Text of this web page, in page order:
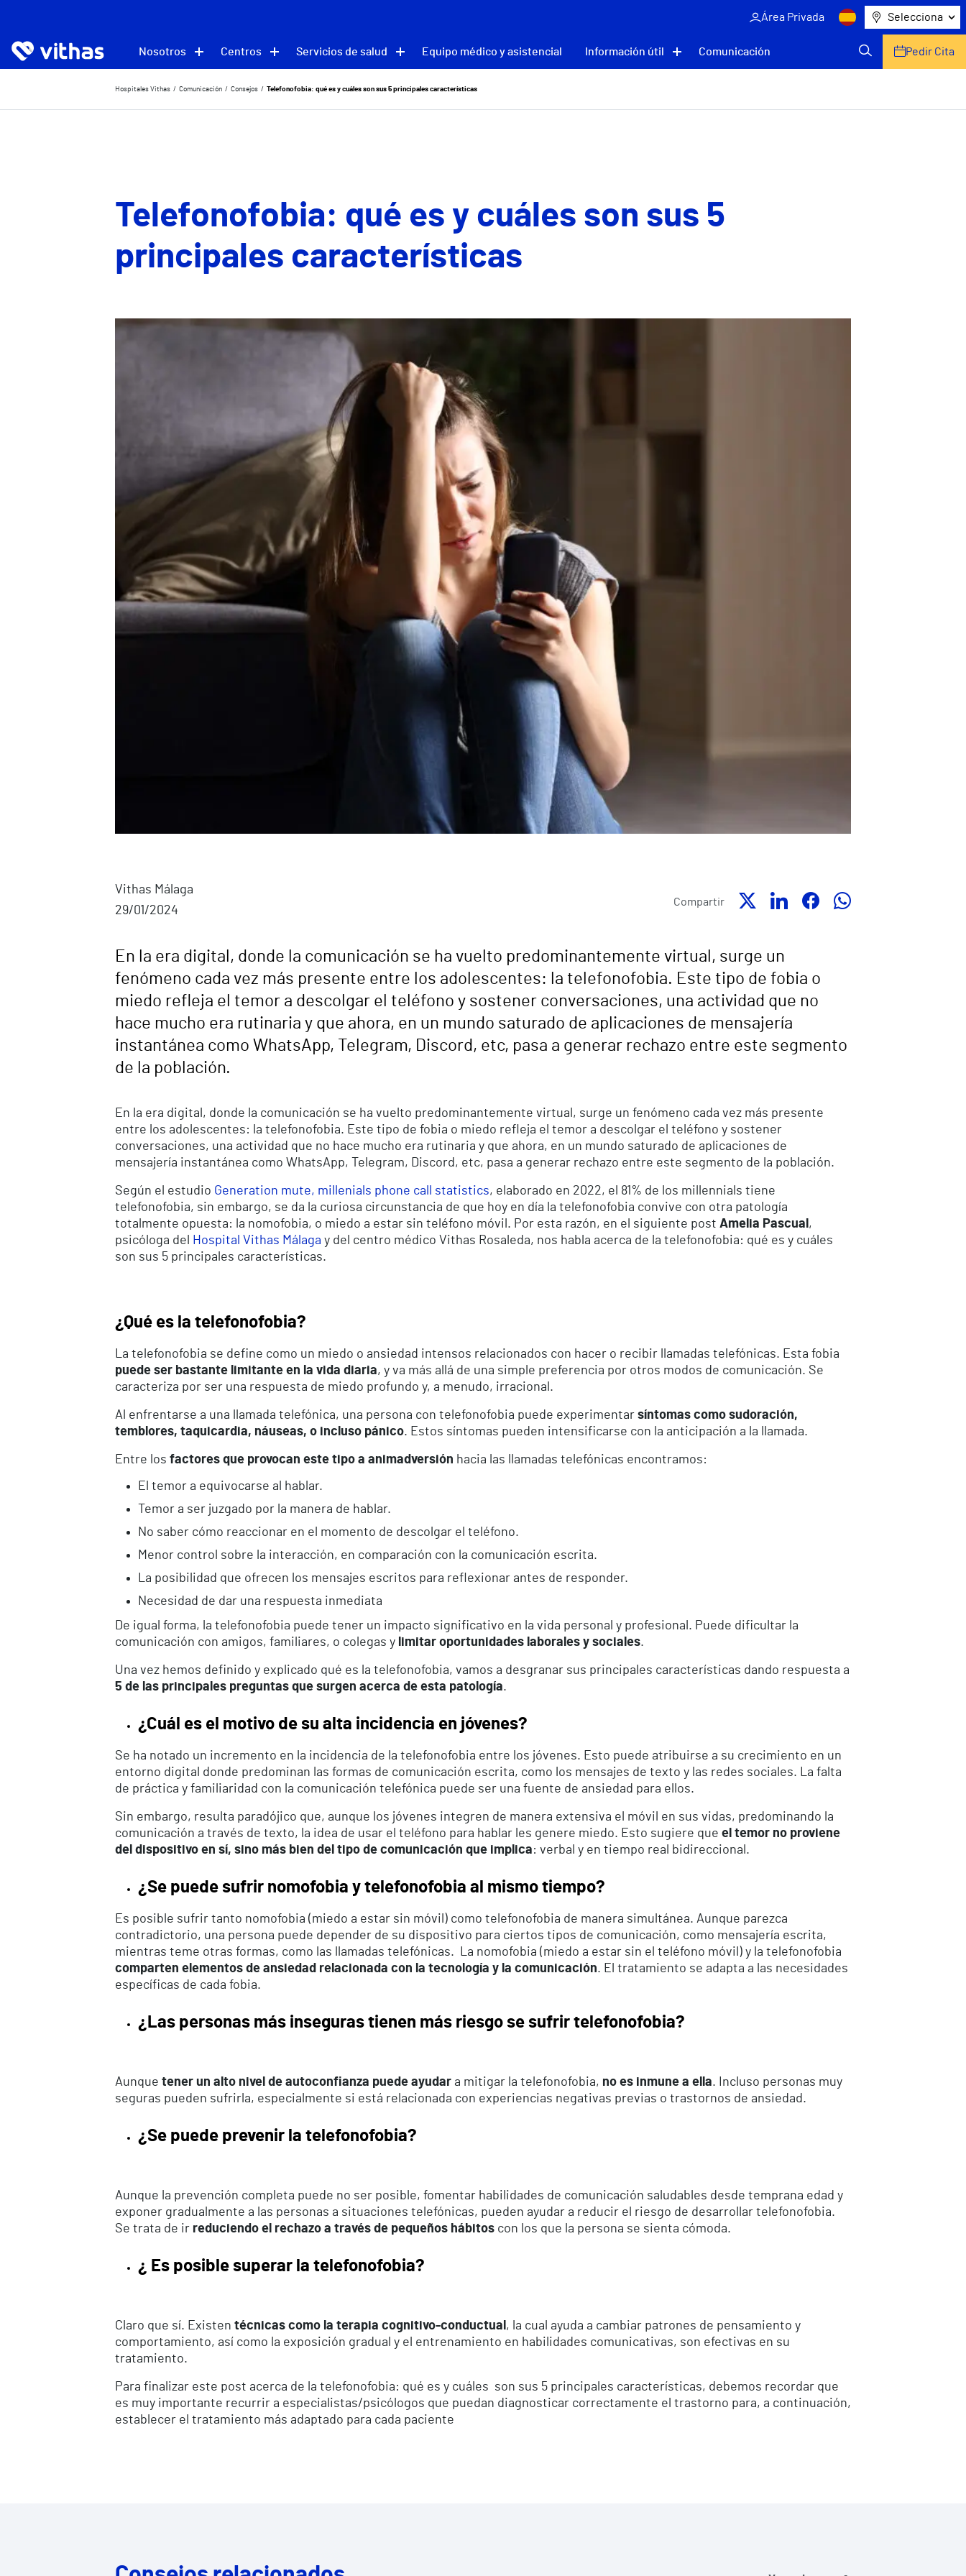
Área Privada Selecciona
Nosotros Centros Servicios de salud Equipo médico y asistencial Información útil Comunicación Pedir Cita
Hospitales Vithas Comunicación Consejos Telefonofobia: qué es y cuáles son sus 5 principales características
Telefonofobia: qué es y cuáles son sus 5
principales características
Vithas Málaga
29/01/2024
Compartir
En la era digital, donde la comunicación se ha vuelto predominantemente virtual, surge un
fenómeno cada vez más presente entre los adolescentes: la telefonofobia. Este tipo de fobia o
miedo refleja el temor a descolgar el teléfono y sostener conversaciones, una actividad que no
hace mucho era rutinaria y que ahora, en un mundo saturado de aplicaciones de mensajería
instantánea como WhatsApp, Telegram, Discord, etc, pasa a generar rechazo entre este segmento
de la población.
En la era digital, donde la comunicación se ha vuelto predominantemente virtual, surge un fenómeno cada vez más presente
entre los adolescentes: la telefonofobia. Este tipo de fobia o miedo refleja el temor a descolgar el teléfono y sostener
conversaciones, una actividad que no hace mucho era rutinaria y que ahora, en un mundo saturado de aplicaciones de
mensajería instantánea como WhatsApp, Telegram, Discord, etc, pasa a generar rechazo entre este segmento de la población.
Según el estudio Generation mute, millenials phone call statistics, elaborado en 2022, el 81% de los millennials tiene
telefonofobia, sin embargo, se da la curiosa circunstancia de que hoy en día la telefonofobia convive con otra patología
totalmente opuesta: la nomofobia, o miedo a estar sin teléfono móvil. Por esta razón, en el siguiente post Amelia Pascual ,
psicóloga del
Hospital Vithas Málaga y del centro médico Vithas Rosaleda, nos habla acerca de la telefonofobia: qué es y cuáles
son sus 5 principales características.
¿Qué es la telefonofobia?
La telefonofobia se define como un miedo o ansiedad intensos relacionados con hacer o recibir llamadas telefónicas. Esta fobia
puede ser bastante limitante en la vida diaria, y va más allá de una simple preferencia por otros modos de comunicación. Se
caracteriza por ser una respuesta de miedo profundo y, a menudo, irracional.
Al enfrentarse a una llamada telefónica, una persona con telefonofobia puede experimentar síntomas como sudoración,
temblores, taquicardia, náuseas, o incluso pánico. Estos síntomas pueden intensificarse con la anticipación a la llamada.
Entre los factores que provocan este tipo a animadversión hacia las llamadas telefónicas encontramos:
El temor a equivocarse al hablar.
Temor a ser juzgado por la manera de hablar.
No saber cómo reaccionar en el momento de descolgar el teléfono.
Menor control sobre la interacción, en comparación con la comunicación escrita.
La posibilidad que ofrecen los mensajes escritos para reflexionar antes de responder.
Necesidad de dar una respuesta inmediata
De igual forma, la telefonofobia puede tener un impacto significativo en la vida personal y profesional. Puede dificultar la
comunicación con amigos, familiares, o colegas y limitar oportunidades laborales y sociales.
Una vez hemos definido y explicado qué es la telefonofobia, vamos a desgranar sus principales características dando respuesta a
5 de las principales preguntas que surgen acerca de esta patología.
¿Cuál es el motivo de su alta incidencia en jóvenes?
Se ha notado un incremento en la incidencia de la telefonofobia entre los jóvenes. Esto puede atribuirse a su crecimiento en un
entorno digital donde predominan las formas de comunicación escrita, como los mensajes de texto y las redes sociales. La falta
de práctica y familiaridad con la comunicación telefónica puede ser una fuente de ansiedad para ellos.
Sin embargo, resulta paradójico que, aunque los jóvenes integren de manera extensiva el móvil en sus vidas, predominando la
comunicación a través de texto, la idea de usar el teléfono para hablar les genere miedo. Esto sugiere que el temor no proviene
del dispositivo en sí, sino más bien del tipo de comunicación que implica: verbal y en tiempo real bidireccional.
¿Se puede sufrir nomofobia y telefonofobia al mismo tiempo?
Es posible sufrir tanto nomofobia (miedo a estar sin móvil) como telefonofobia de manera simultánea. Aunque parezca
contradictorio, una persona puede depender de su dispositivo para ciertos tipos de comunicación, como mensajería escrita,
mientras teme otras formas, como las llamadas telefónicas. La nomofobia (miedo a estar sin el teléfono móvil) y la telefonofobia
comparten elementos de ansiedad relacionada con la tecnología y la comunicación. El tratamiento se adapta a las necesidades
específicas de cada fobia.
¿Las personas más inseguras tienen más riesgo se sufrir telefonofobia?
Aunque tener un alto nivel de autoconfianza puede ayudar a mitigar la telefonofobia, no es inmune a ella. Incluso personas muy
seguras pueden sufrirla, especialmente si está relacionada con experiencias negativas previas o trastornos de ansiedad.
¿Se puede prevenir la telefonofobia?
Aunque la prevención completa puede no ser posible, fomentar habilidades de comunicación saludables desde temprana edad y
exponer gradualmente a las personas a situaciones telefónicas, pueden ayudar a reducir el riesgo de desarrollar telefonofobia.
Se trata de ir reduciendo el rechazo a través de pequeños hábitos con los que la persona se sienta cómoda.
¿ Es posible superar la telefonofobia?
Claro que sí. Existen técnicas como la terapia cognitivo-conductual , la cual ayuda a cambiar patrones de pensamiento y
comportamiento, así como la exposición gradual y el entrenamiento en habilidades comunicativas, son efectivas en su
tratamiento.
Para finalizar este post acerca de la telefonofobia: qué es y cuáles son sus 5 principales características, debemos recordar que
es muy importante recurrir a especialistas/psicólogos que puedan diagnosticar correctamente el trastorno para, a continuación,
establecer el tratamiento más adaptado para cada paciente